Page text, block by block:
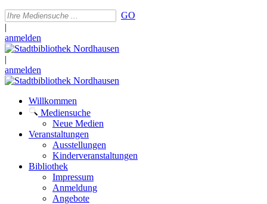
GO
|
anmelden
|
anmelden
Willkommen
Mediensuche
Neue Medien
Veranstaltungen
Ausstellungen
Kinderveranstaltungen
Bibliothek
Impressum
Anmeldung
Angebote